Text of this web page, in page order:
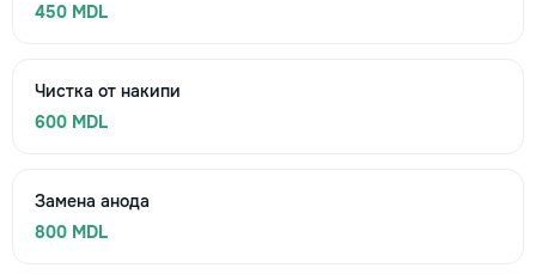
450 MDL
Чистка от накипи
600 MDL
Замена анода
800 MDL